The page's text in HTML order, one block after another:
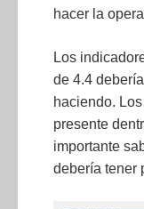
hacer la
Los
de 4.4
haciendo.
presente
importante
debería tener